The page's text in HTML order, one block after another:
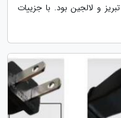
و لالجین بود. با جزییات